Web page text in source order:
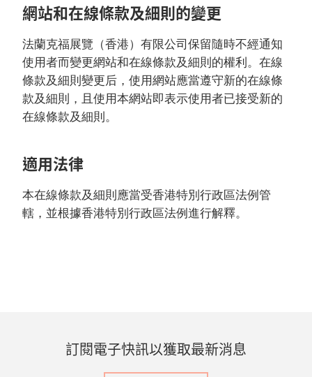
網站和在線條款及細則的變更
法蘭克福展覽（香港）有限公司保留隨時不經通知
使用者而變更網站和在線條款及細則的權利。在線
條款及細則變更后，使用網站應當遵守新的在線條
款及細則，且使用本網站即表示使用者已接受新的
在線條款及細則。
適用法律
本在線條款及細則應當受香港特別行政區法例管
轄，並根據香港特別行政區法例進行解釋。
訂閱電子快訊以獲取最新消息